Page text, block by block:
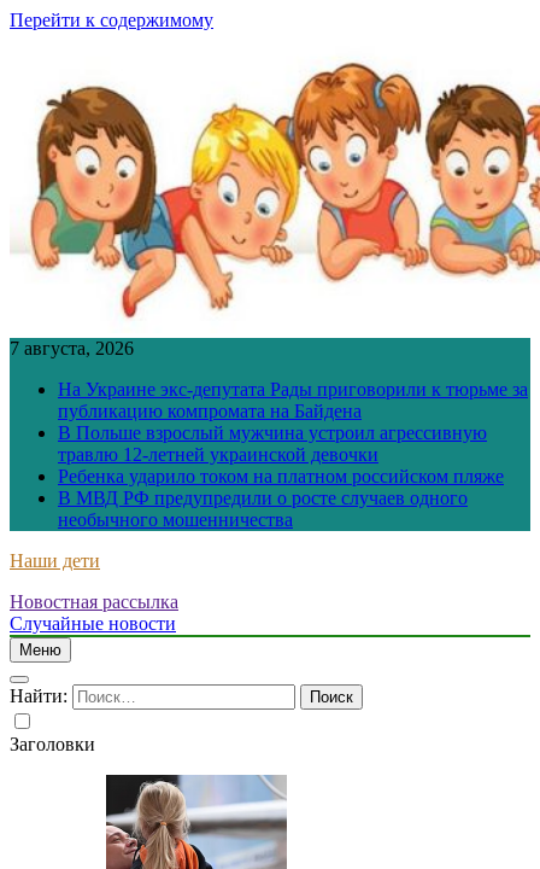
Перейти к содержимому
7 августа, 2026
На Украине экс-депутата Рады приговорили к тюрьме за
публикацию компромата на Байдена
В Польше взрослый мужчина устроил агрессивную
травлю 12-летней украинской девочки
Ребенка ударило током на платном российском пляже
В МВД РФ предупредили о росте случаев одного
необычного мошенничества
Наши дети
Новостная рассылка
Случайные новости
Меню
Найти:
Заголовки